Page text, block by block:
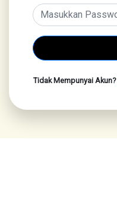
Tidak Mempunyai Akun?